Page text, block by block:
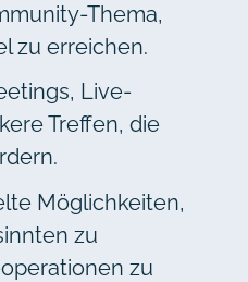
Thema,
zu erreichen.
Live-
Treffen, die
Möglichkeiten,
zu
zu